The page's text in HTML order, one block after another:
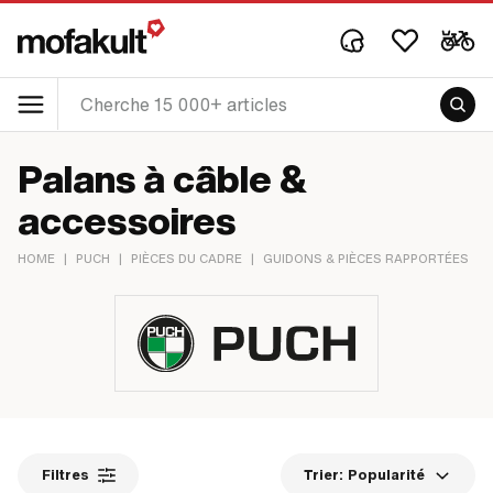
Palans à câble &
accessoires
HOME | PUCH | PIÈCES DU CADRE | GUIDONS & PIÈCES RAPPORTÉES
Filtres Trier: Popularité